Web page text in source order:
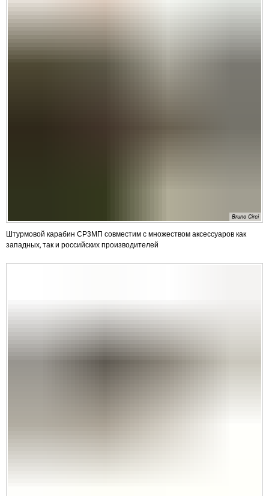
Bruno Circi
Штурмовой карабин СР3МП совместим с множеством аксессуаров как
западных, так и российских производителей